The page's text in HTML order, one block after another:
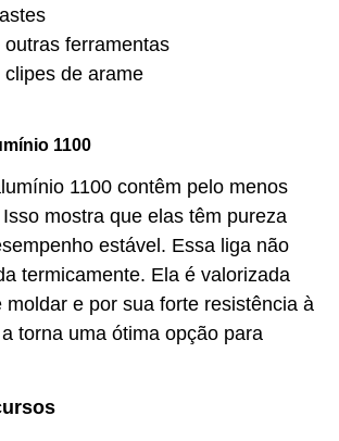
outras ferramentas
clipes de arame
1100
1100 contêm pelo menos
mostra que elas têm pureza
estável. Essa liga não
termicamente. Ela é valorizada
moldar e por sua forte resistência à
torna uma ótima opção para